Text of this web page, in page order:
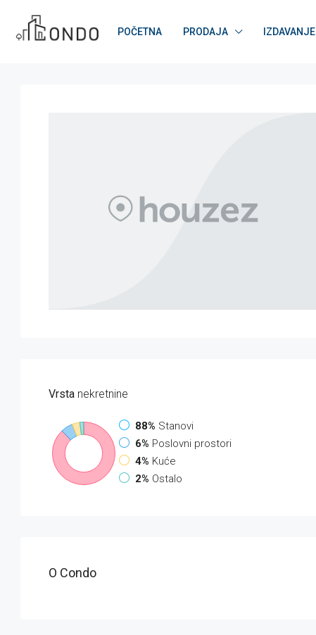
POČETNA PRODAJA IZDAVANJE
Vrsta nekretnine
88% Stanovi
6% Poslovni prostori
4% Kuće
2% Ostalo
O Condo